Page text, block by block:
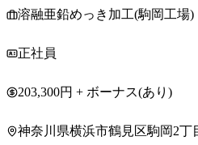
溶融亜鉛めっき加工(駒岡工場)
正社員
203,300円 + ボーナス(あり)
神奈川県横浜市鶴見区駒岡2丁